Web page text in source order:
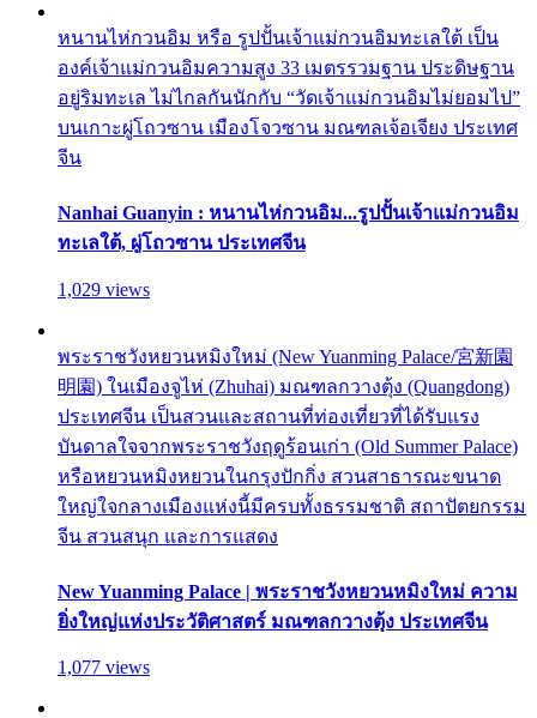
หนานไห่กวนอิม หรือ รูปปั้นเจ้าแม่กวนอิมทะเลใต้ เป็น
องค์เจ้าแม่กวนอิมความสูง 33 เมตรรวมฐาน ประดิษฐาน
อยู่ริมทะเล ไม่ไกลกันนักกับ “วัดเจ้าแม่กวนอิมไม่ยอมไป”
บนเกาะผู่โถวซาน เมืองโจวซาน มณฑลเจ้อเจียง ประเทศ
จีน
Nanhai Guanyin : หนานไห่กวนอิม...รูปปั้นเจ้าแม่กวนอิม
ทะเลใต้, ผู่โถวซาน ประเทศจีน
1,029 views
พระราชวังหยวนหมิงใหม่ (New Yuanming Palace/宮新園
明園) ในเมืองจูไห่ (Zhuhai) มณฑลกวางตุ้ง (Quangdong)
ประเทศจีน เป็นสวนและสถานที่ท่องเที่ยวที่ได้รับแรง
บันดาลใจจากพระราชวังฤดูร้อนเก่า (Old Summer Palace)
หรือหยวนหมิงหยวนในกรุงปักกิ่ง สวนสาธารณะขนาด
ใหญ่ใจกลางเมืองแห่งนี้มีครบทั้งธรรมชาติ สถาปัตยกรรม
จีน สวนสนุก และการแสดง
New Yuanming Palace | พระราชวังหยวนหมิงใหม่ ความ
ยิ่งใหญ่แห่งประวัติศาสตร์ มณฑลกวางตุ้ง ประเทศจีน
1,077 views